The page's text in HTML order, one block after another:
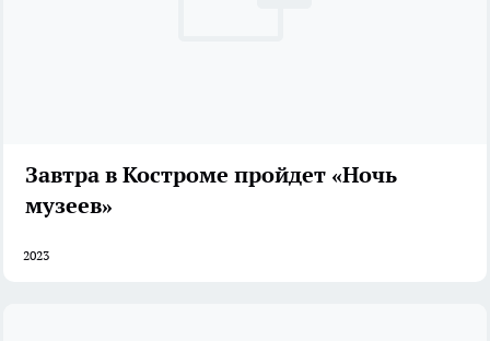
Завтра в Костроме пройдет «Ночь
музеев»
2023